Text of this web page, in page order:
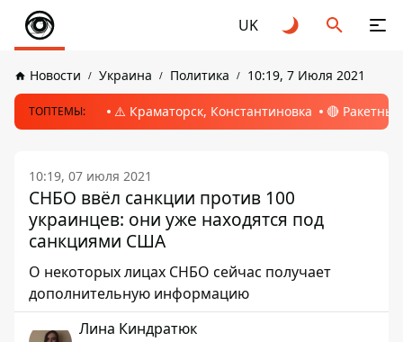
UK
Новости Украина Политика 10:19, 7 Июля 2021
ТОПТЕМЫ: ⚠️ Краматорск, Константиновка 🔴
10:19, 07 июля 2021
СНБО ввёл санкции против 100
украинцев: они уже находятся под
санкциями США
О некоторых лицах СНБО сейчас получает
дополнительную информацию
Лина Киндратюк